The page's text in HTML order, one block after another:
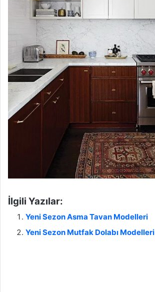
İlgili Yazılar:
Yeni Sezon Asma Tavan Modelleri
Yeni Sezon Mutfak Dolabı Modelleri